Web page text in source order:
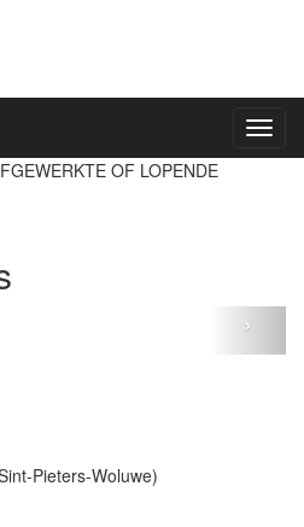
OF LOPENDE
›
Pieters-Woluwe)